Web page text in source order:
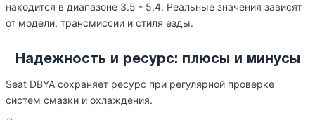
находится в диапазоне 3.5 - 5.4. Реальные значения зависят
от модели, трансмиссии и стиля езды.
Надежность и ресурс: плюсы и минусы
Seat DBYA сохраняет ресурс при регулярной проверке
систем смазки и охлаждения.